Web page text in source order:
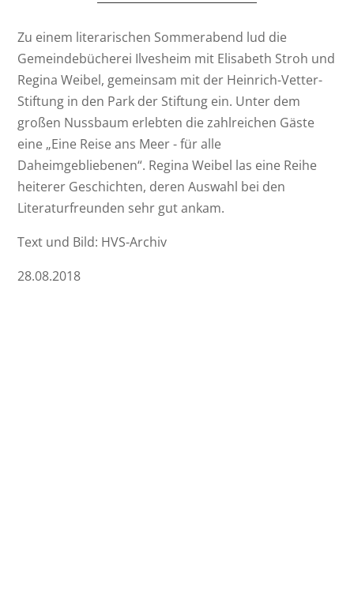
Zu einem literarischen Sommerabend lud die
Gemeindebücherei Ilvesheim mit Elisabeth Stroh und
Regina Weibel, gemeinsam mit der Heinrich-Vetter-
Stiftung in den Park der Stiftung ein. Unter dem
großen Nussbaum erlebten die zahlreichen Gäste
eine „Eine Reise ans Meer - für alle
Daheimgebliebenen“. Regina Weibel las eine Reihe
heiterer Geschichten, deren Auswahl bei den
Literaturfreunden sehr gut ankam.
Text und Bild: HVS-Archiv
28.08.2018